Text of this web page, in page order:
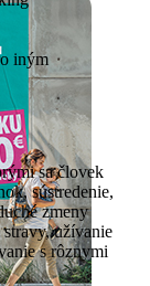
iným
sa človek
sústredenie,
zmeny
užívanie
s rôznymi